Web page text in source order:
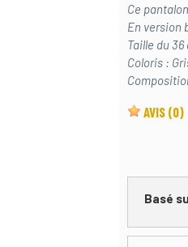
Ce
En version
Taille du 36
Coloris :
AVIS (0)
Basé